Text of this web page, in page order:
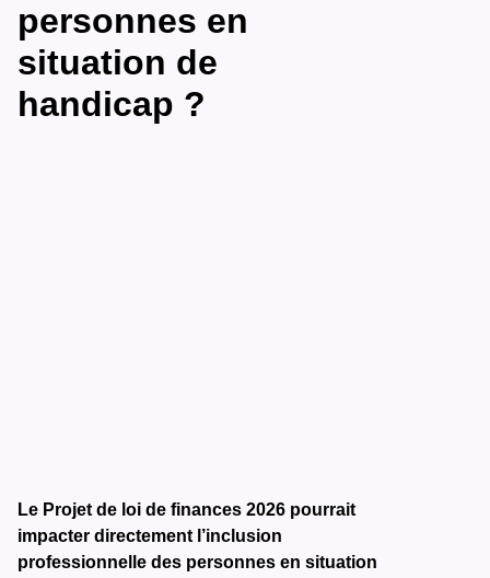
personnes en
situation de
handicap ?
Le Projet de loi de finances 2026 pourrait
impacter directement l’inclusion
professionnelle des personnes en situation